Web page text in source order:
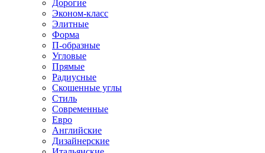
Дорогие
Эконом-класс
Элитные
Форма
П-образные
Угловые
Прямые
Радиусные
Скошенные углы
Стиль
Современные
Евро
Английские
Дизайнерские